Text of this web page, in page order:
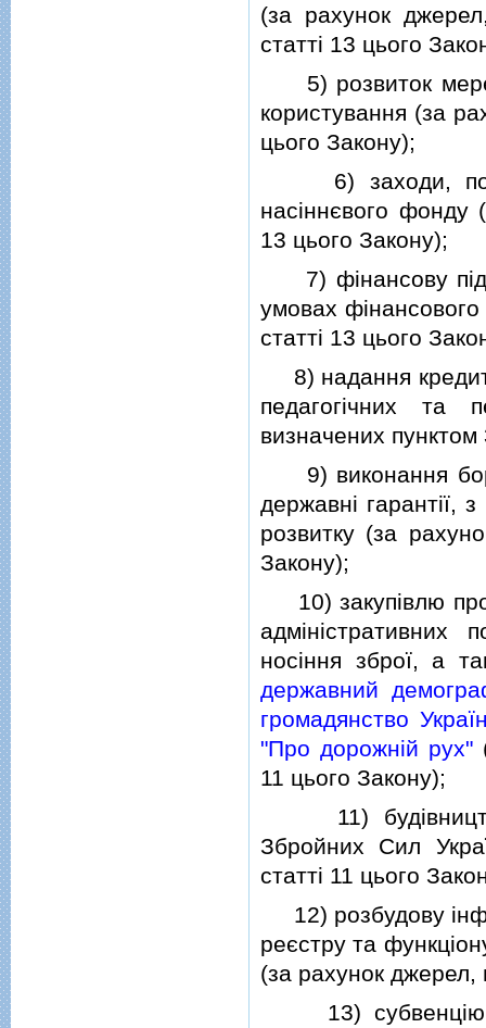
(за рахунок
статтi 13 цього
5) розвиток
користування (за
цього Закону);
6) заходи,
насiннєвого фонду
13 цього Закону);
7) фiнансову
умовах фiнансового
статтi 13 цього
8) надання
педагогiчних та
визначених
9) виконання
державнi гарантiї,
розвитку (за
Закону);
10) закупiвлю
адмiнiстративних
носiння зброї, а
державний
громадянство
"Про дорожнiй рух"
11 цього Закону);
11) будiвництво
Збройних Сил
статтi 11 цього
12) розбудову
реєстру та
(за рахунок джерел,
13) субвенцiю з